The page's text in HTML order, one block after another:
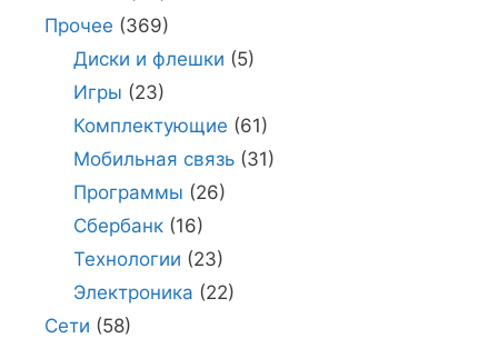
Прочее (369)
Диски и флешки (5)
Игры (23)
Комплектующие (61)
Мобильная связь(31)
Программы (26)
Сбербанк(16)
Технологии (23)
Электроника (22)
Сети (58)